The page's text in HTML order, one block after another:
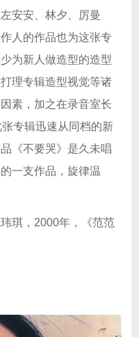
安安、林夕、厉曼
人的作品也为这张专
为新人做造型的造型
理专辑造型视觉等诸
素，加之在录音室长
专辑迅速从同档的新
《不要哭》是久未唱
一支作品，旋律温
琪，2000年，《范范